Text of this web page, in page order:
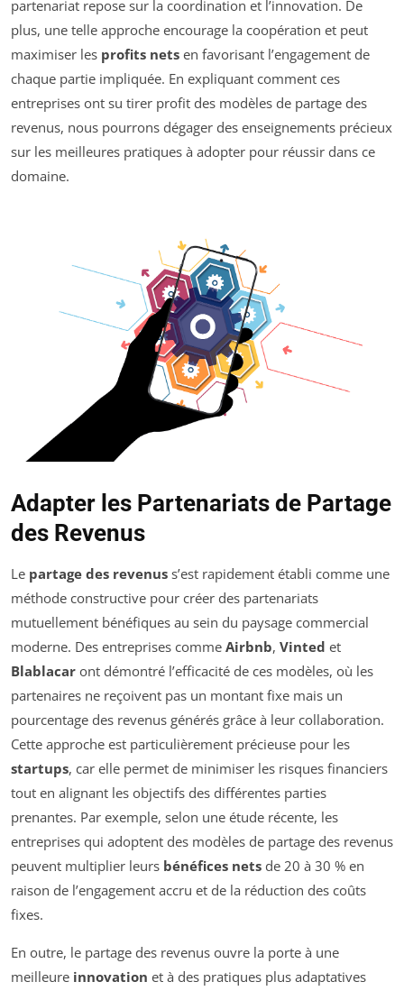
partenariat repose sur la coordination et l’innovation. De
plus, une telle approche encourage la coopération et peut
maximiser les profits nets en favorisant l’engagement de
chaque partie impliquée. En expliquant comment ces
entreprises ont su tirer profit des modèles de partage des
revenus, nous pourrons dégager des enseignements précieux
sur les meilleures pratiques à adopter pour réussir dans ce
domaine.
Adapter les Partenariats de Partage
des Revenus
Le partage des revenus s’est rapidement établi comme une
méthode constructive pour créer des partenariats
mutuellement bénéfiques au sein du paysage commercial
moderne. Des entreprises comme Airbnb, Vinted et
Blablacar ont démontré l’efficacité de ces modèles, où les
partenaires ne reçoivent pas un montant fixe mais un
pourcentage des revenus générés grâce à leur collaboration.
Cette approche est particulièrement précieuse pour les
startups, car elle permet de minimiser les risques financiers
tout en alignant les objectifs des différentes parties
prenantes. Par exemple, selon une étude récente, les
entreprises qui adoptent des modèles de partage des revenus
peuvent multiplier leurs bénéfices nets de 20 à 30 % en
raison de l’engagement accru et de la réduction des coûts
fixes.
En outre, le partage des revenus ouvre la porte à une
meilleure innovation et à des pratiques plus adaptatives